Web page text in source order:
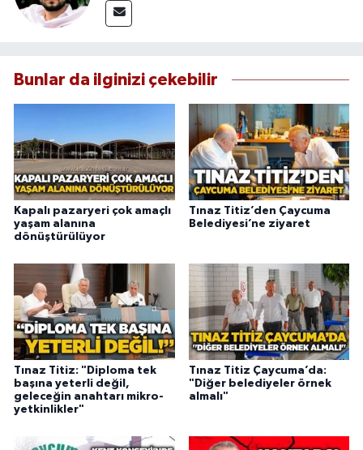
Bunlar da ilginizi çekebilir
Kapalı pazaryeri çok amaçlı
yaşam alanına
dönüştürülüyor
Tınaz Titiz’den Çaycuma
Belediyesi’ne ziyaret
Tınaz Titiz: "Diploma tek
başına yeterli değil,
geleceğin anahtarı mikro-
yetkinlikler"
Tınaz Titiz Çaycuma’da:
"Diğer belediyeler örnek
almalı"